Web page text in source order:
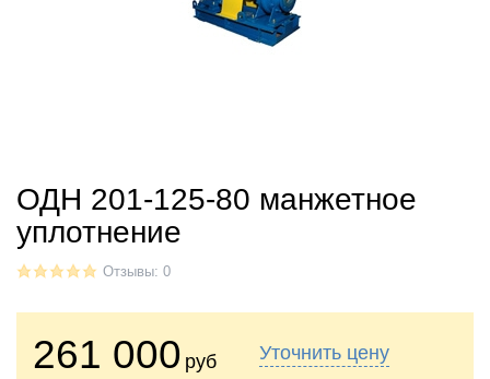
ОДН 201-125-80 манжетное
уплотнение
Отзывы: 0
261 000 руб Уточнить цену